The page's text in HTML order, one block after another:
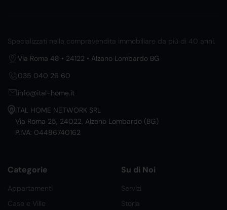
Specializzati nella compravendita immobiliare da più di 40 anni.
Via Roma 48 • 24122 • Alzano Lombardo BG
035 040 26 60
info@ital-home.it
ITAL HOME NETWORK SRL
Via Roma 25, 24022, Alzano Lombardo (BG)
P.IVA: 04486740162
Categorie
Appartamenti
Case e Ville
Su di Noi
Servizi
Storia